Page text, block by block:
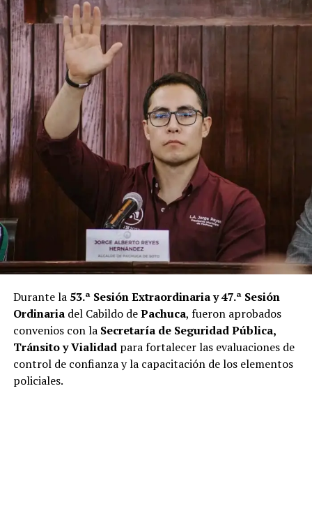
Durante la 53.ª Sesión Extraordinaria y 47.ª Sesión
Ordinariadel Cabildo dePachuca, fueron aprobados
convenios con la Secretaría de Seguridad Pública,
Tránsito y Vialidadpara fortalecer las evaluaciones de
control de confianza y la capacitación de los elementos
policiales.